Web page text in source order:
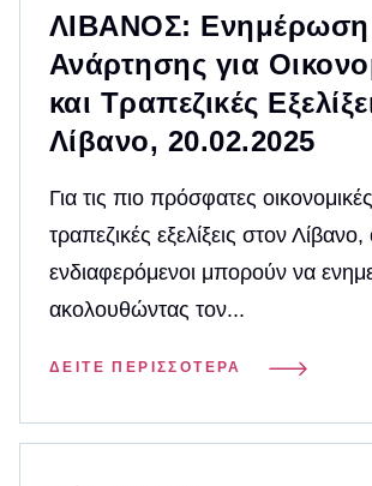
ΛΙΒΑΝΟΣ: Ενημέρωση
Ανάρτησης για
και Τραπεζικές
Λίβανο, 20.02.2025
Για τις πιο πρόσφατες
τραπεζικές εξελίξεις στον Λίβανο,
ενδιαφερόμενοι μπορούν να
ακολουθώντας τον...
ΔΕΊΤΕ ΠΕΡΙΣΣΌΤΕΡΑ